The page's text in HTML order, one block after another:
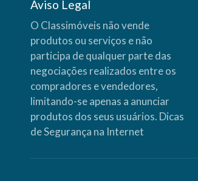
Aviso Legal
O Classimóveis não vende
produtos ou serviços e não
participa de qualquer parte das
negociações realizados entre os
compradores e vendedores,
limitando-se apenas a anunciar
produtos dos seus usuários. Dicas
de Segurança na Internet